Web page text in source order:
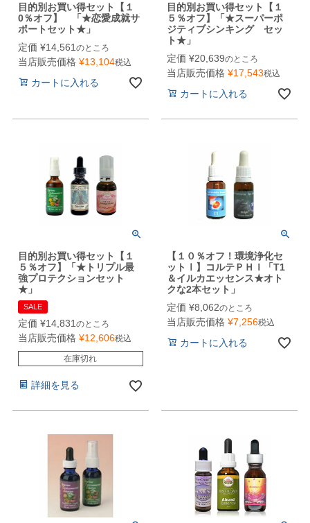
目的別お買い得セット【１
0％オフ】 「★恋愛成就サ
ポートセット★」
定価 ¥14,561 のところ
当店販売価格 ¥13,104税込
カートに入れる
目的別お買い得セット【１
５％オフ】「★スーパーポ
ジティブシンキング セッ
ト★」
定価 ¥20,639のところ
当店販売価格 ¥17,543税込
カートに入れる
目的別お買い得セット【１
５％オフ】「★トリプル最
強プロテクションセット
★」
SALE
定価 ¥14,831 のところ
当店販売価格 ¥12,606税込
在庫切れ
詳細を見る
【１０％オフ！環境浄化セ
ットⅠ】コルテＰＨＩ「T1
＆イルカエッセンス★オト
クな2本セット」
定価 ¥8,062のところ
当店販売価格 ¥7,256税込
カートに入れる